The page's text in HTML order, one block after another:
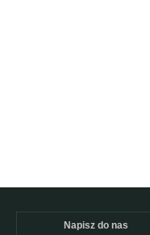
Napisz do nas